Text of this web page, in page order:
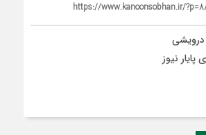
https://www.kanoonsobhan.ir/
درویشی
پایار نیوز